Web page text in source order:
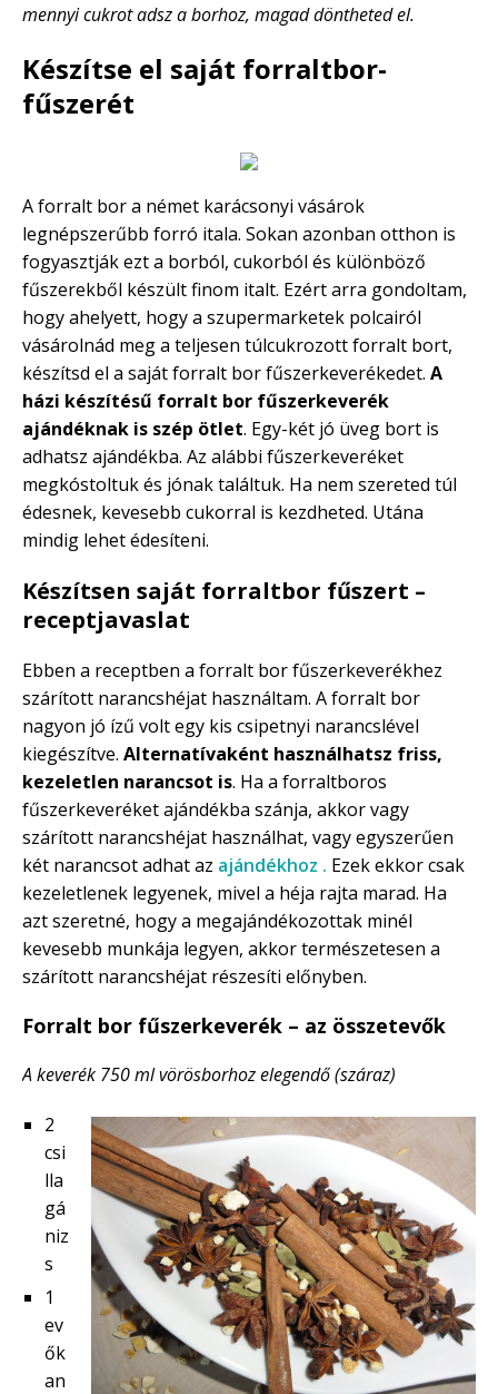
mennyi cukrot adsz a borhoz, magad döntheted el.
Készítse el saját forraltbor-
fűszerét
A forralt bor a német karácsonyi vásárok
legnépszerűbb forró itala. Sokan azonban otthon is
fogyasztják ezt a borból, cukorból és különböző
fűszerekből készült finom italt. Ezért arra gondoltam,
hogy ahelyett, hogy a szupermarketek polcairól
vásárolnád meg a teljesen túlcukrozott forralt bort,
készítsd el a saját forralt bor fűszerkeverékedet. A
házi készítésű forralt bor fűszerkeverék
ajándéknak is szép ötlet. Egy-két jó üveg bort is
adhatsz ajándékba. Az alábbi fűszerkeveréket
megkóstoltuk és jónak találtuk. Ha nem szereted túl
édesnek, kevesebb cukorral is kezdheted. Utána
mindig lehet édesíteni.
Készítsen saját forraltbor fűszert –
receptjavaslat
Ebben a receptben a forralt bor fűszerkeverékhez
szárított narancshéjat használtam. A forralt bor
nagyon jó ízű volt egy kis csipetnyi narancslével
kiegészítve. Alternatívaként használhatsz friss,
kezeletlen narancsot is. Ha a forraltboros
fűszerkeveréket ajándékba szánja, akkor vagy
szárított narancshéjat használhat, vagy egyszerűen
két narancsot adhat az ajándékhoz . Ezek ekkor csak
kezeletlenek legyenek, mivel a héja rajta marad. Ha
azt szeretné, hogy a megajándékozottak minél
kevesebb munkája legyen, akkor természetesen a
szárított narancshéjat részesíti előnyben.
Forralt bor fűszerkeverék – az összetevők
A keverék 750 ml vörösborhoz elegendő (száraz)
2
csi
lla
gá
niz
s
1
ev
ők
an